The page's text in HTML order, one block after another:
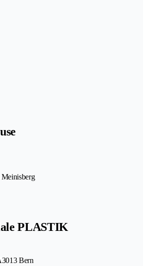
PLASTIK
3013 Bern